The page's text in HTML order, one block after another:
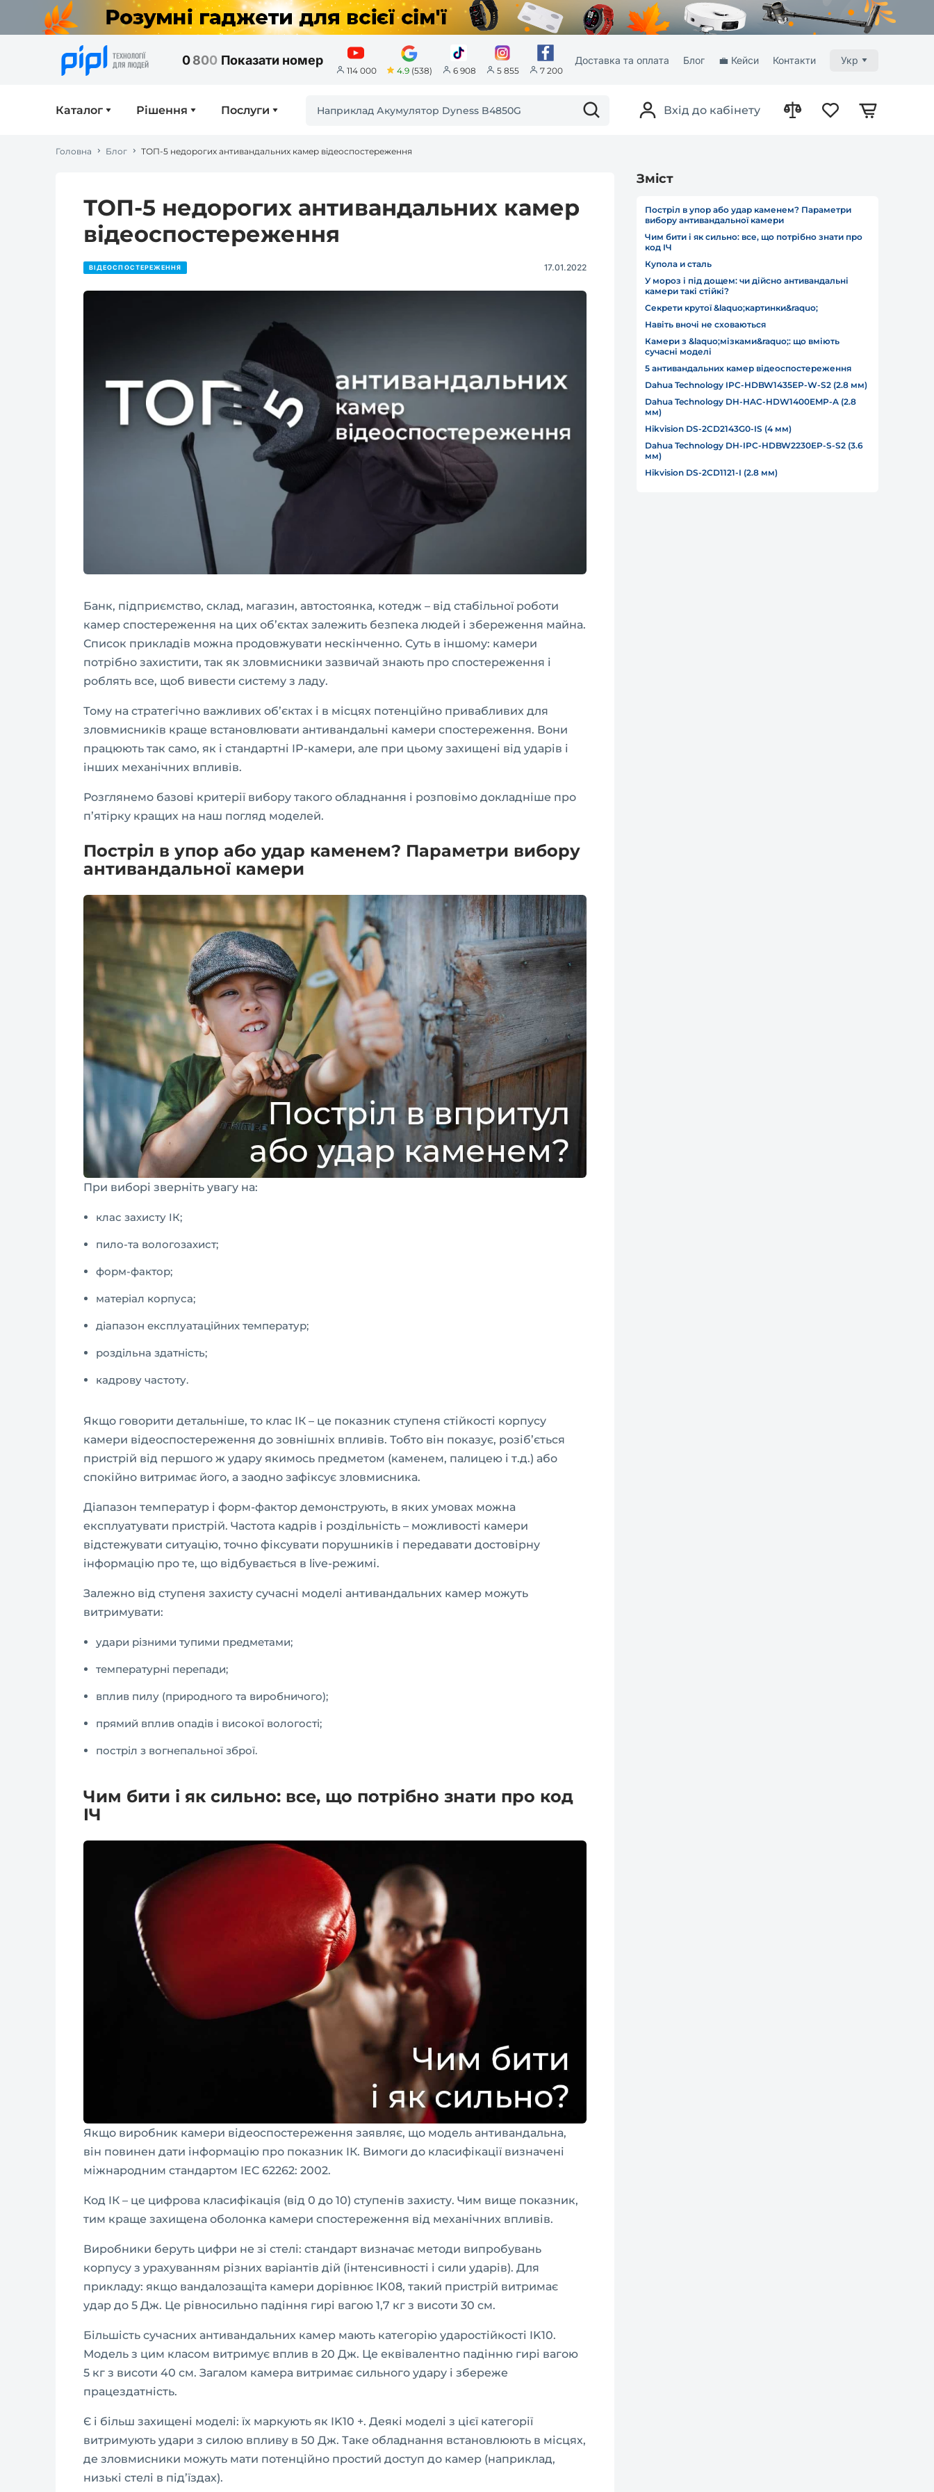
0800 Показати номер
114 000 4.9(538) 6 908 5 855 7 200
Доставка та оплата Блог 💼 Кейси Контакти Укр
Каталог Рішення Послуги Вхід до кабінету
Головна Блог ТОП-5 недорогих антивандальних камер відеоспостереження
ТОП-5 недорогих антивандальних камер
відеоспостереження
ВІДЕОСПОСТЕРЕЖЕННЯ 17.01.2022
Банк, підприємство, склад, магазин, автостоянка, котедж – від стабільної роботи
камер спостереження на цих об’єктах залежить безпека людей і збереження майна.
Список прикладів можна продовжувати нескінченно. Суть в іншому: камери
потрібно захистити, так як зловмисники зазвичай знають про спостереження і
роблять все, щоб вивести систему з ладу.
Тому на стратегічно важливих об’єктах і в місцях потенційно привабливих для
зловмисників краще встановлювати антивандальні камери спостереження. Вони
працюють так само, як і стандартні IP-камери, але при цьому захищені від ударів і
інших механічних впливів.
Розглянемо базові критерії вибору такого обладнання і розповімо докладніше про
п’ятірку кращих на наш погляд моделей.
Постріл в упор або удар каменем? Параметри вибору
антивандальної камери
При виборі зверніть увагу на:
клас захисту IК;
пило-та вологозахист;
форм-фактор;
матеріал корпуса;
діапазон експлуатаційних температур;
роздільна здатність;
кадрову частоту.
Якщо говорити детальніше, то клас IК – це показник ступеня стійкості корпусу
камери відеоспостереження до зовнішніх впливів. Тобто він показує, розіб’ється
пристрій від першого ж удару якимось предметом (каменем, палицею і т.д.) або
спокійно витримає його, а заодно зафіксує зловмисника.
Діапазон температур і форм-фактор демонструють, в яких умовах можна
експлуатувати пристрій. Частота кадрів і роздільність – можливості камери
відстежувати ситуацію, точно фіксувати порушників і передавати достовірну
інформацію про те, що відбувається в live-режимі.
Залежно від ступеня захисту сучасні моделі антивандальних камер можуть
витримувати:
удари різними тупими предметами;
температурні перепади;
вплив пилу (природного та виробничого);
прямий вплив опадів і високої вологості;
постріл з вогнепальної зброї.
Чим бити і як сильно: все, що потрібно знати про код
IЧ
Якщо виробник камери відеоспостереження заявляє, що модель антивандальна,
він повинен дати інформацію про показник IК. Вимоги до класифікації визначені
міжнародним стандартом IEC 62262: 2002.
Код IК – це цифрова класифікація (від 0 до 10) ступенів захисту. Чим вище показник,
тим краще захищена оболонка камери спостереження від механічних впливів.
Виробники беруть цифри не зі стелі: стандарт визначає методи випробувань
корпусу з урахуванням різних варіантів дій (інтенсивності і сили ударів). Для
прикладу: якщо вандалозащіта камери дорівнює IK08, такий пристрій витримає
удар до 5 Дж. Це рівносильно падіння гирі вагою 1,7 кг з висоти 30 см.
Більшість сучасних антивандальних камер мають категорію ударостійкості IK10.
Модель з цим класом витримує вплив в 20 Дж. Це еквівалентно падінню гирі вагою
5 кг з висоти 40 см. Загалом камера витримає сильного удару і збереже
працездатність.
Є і більш захищені моделі: їх маркують як IK10 +. Деякі моделі з цієї категорії
витримують удари з силою впливу в 50 Дж. Таке обладнання встановлюють в місцях,
де зловмисники можуть мати потенційно простий доступ до камер (наприклад,
низькі стелі в під’їздах).
Зміст
Постріл в упор або удар каменем? Параметри
вибору антивандальної камери
Чим бити і як сильно: все, що потрібно знати про
код IЧ
Купола и сталь
У мороз і під дощем: чи дійсно антивандальні
камери такі стійкі?
Секрети крутої &laquo;картинки&raquo;
Навіть вночі не сховаються
Камери з &laquo;мізками&raquo;: що вміють
сучасні моделі
5 антивандальних камер відеоспостереження
Dahua Technology IPC-HDBW1435EP-W-S2 (2.8 мм)
Dahua Technology DH-HAC-HDW1400EMP-A (2.8
мм)
Hikvision DS-2CD2143G0-IS (4 мм)
Dahua Technology DH-IPC-HDBW2230EP-S-S2 (3.6
мм)
Hikvision DS-2CD1121-I (2.8 мм)